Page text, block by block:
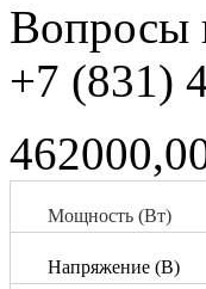
Вопросы
+7 (831)
Мощность (Вт)
Напряжение (В)